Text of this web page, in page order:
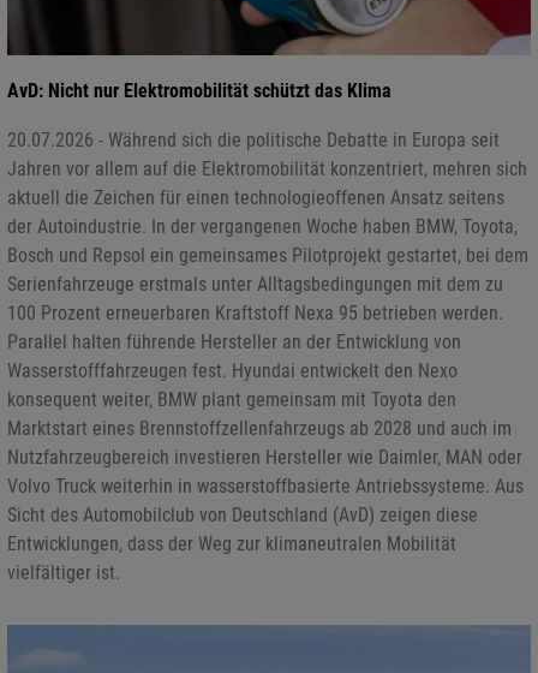
AvD: Nicht nur Elektromobilität schützt das Klima
20.07.2026 - Während sich die politische Debatte in Europa seit
Jahren vor allem auf die Elektromobilität konzentriert, mehren sich
aktuell die Zeichen für einen technologieoffenen Ansatz seitens
der Autoindustrie. In der vergangenen Woche haben BMW, Toyota,
Bosch und Repsol ein gemeinsames Pilotprojekt gestartet, bei dem
Serienfahrzeuge erstmals unter Alltagsbedingungen mit dem zu
100 Prozent erneuerbaren Kraftstoff Nexa 95 betrieben werden.
Parallel halten führende Hersteller an der Entwicklung von
Wasserstofffahrzeugen fest. Hyundai entwickelt den Nexo
konsequent weiter, BMW plant gemeinsam mit Toyota den
Marktstart eines Brennstoffzellenfahrzeugs ab 2028 und auch im
Nutzfahrzeugbereich investieren Hersteller wie Daimler, MAN oder
Volvo Truck weiterhin in wasserstoffbasierte Antriebssysteme. Aus
Sicht des Automobilclub von Deutschland (AvD) zeigen diese
Entwicklungen, dass der Weg zur klimaneutralen Mobilität
vielfältiger ist.